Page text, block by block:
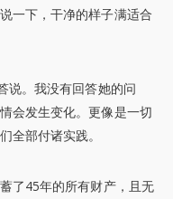
下，干净的样子满适合
。我没有回答她的问
会发生变化。更像是一切
全部付诸实践。
45年的所有财产，且无